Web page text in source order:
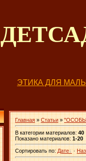
ЭТИКА ДЛЯ
Главная » Статьи »
В категории материалов: 40
Показано материалов: 1-20
Сортировать по: Дате ·